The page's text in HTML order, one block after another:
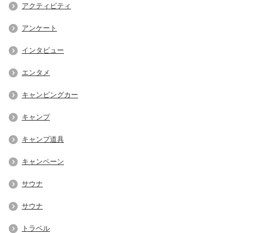
アクティビティ
アンケート
インタビュー
エンタメ
キャンピングカー
キャンプ
キャンプ道具
キャンペーン
サウナ
サウナ
トラベル